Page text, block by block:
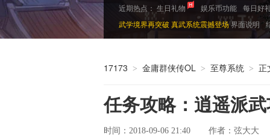
近期热点： 生日礼物 娱乐币功能
每日好
武学境界再突破 真武系统震撼登场 界面说明
17173 > 金庸群侠传OL > 至尊系统 > 正
任务攻略：逍遥派
时间：2018-09-06 21:40 作者： 弦大大